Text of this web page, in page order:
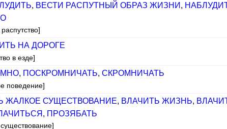
, ВЕСТИ РАСПУТНЫЙ ОБРАЗ ЖИЗНИ ,
НА ДОРОГЕ
в езде]
, ПОСКРОМНИЧАТЬ, СКРОМНИЧАТЬ
поведение]
ЖАЛКОЕ СУЩЕСТВОВАНИЕ, ВЛАЧИТЬ ЖИЗНЬ,
, ПРОЗЯБАТЬ